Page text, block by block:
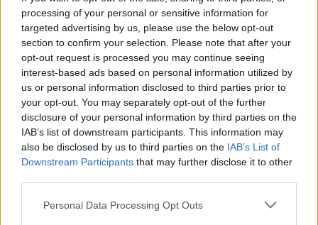
processing of your personal or sensitive information for
targeted advertising by us, please use the below opt-out
section to confirm your selection. Please note that after your
opt-out request is processed you may continue seeing
interest-based ads based on personal information utilized by
us or personal information disclosed to third parties prior to
your opt-out. You may separately opt-out of the further
disclosure of your personal information by third parties on the
IAB’s list of downstream participants. This information may
also be disclosed by us to third parties on the IAB’s List of
Downstream Participants that may further disclose it to other
Please note that this website/app uses one or more Google
Personal Data Processing Opt Outs
Blog
Ευκαιρίες Καριέρας
Επικοινωνία
Media Center
Δελτία Τύπου
Φωτογραφικό Υλικό
Λογότυπα
Ασφάλεια & Προστασία Μελών
Παλαιοί Πρόσκοποι
Ιστορικό Αρχείο
Λεμβολόγιο